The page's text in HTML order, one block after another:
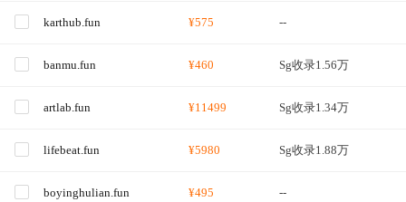
karthub.fun ¥575 --
banmu.fun ¥460 Sg收录1.56万
artlab.fun ¥11499 Sg收录1.34万
lifebeat.fun ¥5980 Sg收录1.88万
boyinghulian.fun ¥495 --